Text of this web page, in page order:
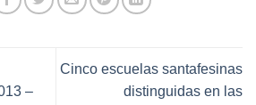
–
Cinco escuelas santafesinas
distinguidas en las